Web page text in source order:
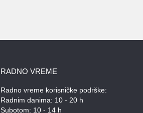
RADNO VREME
Radno vreme korisničke podrške:
Radnim danima: 10 - 20 h
Subotom: 10 - 14 h